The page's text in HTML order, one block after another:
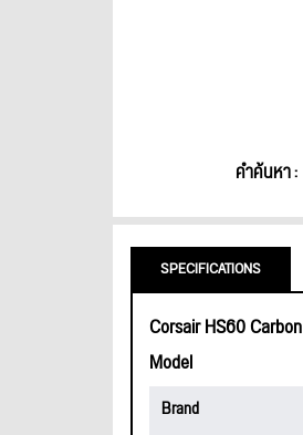
คำค้นหา :
SPECIFICATIONS
Corsair HS60 Carbon
Model
Brand